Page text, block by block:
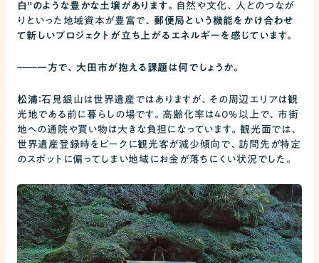
白"のような豊かな土壌があります。 自然や文化、人とのつなが
りといった地域資本が豊富で、 郵便局という機能をかけ合わせ
て新しいプロジェクトが立ち上がるエネルギーを感じています。
――一方で、大田市が抱える課題は何でしょうか。
松浦：石見銀山は世界遺産ではありますが、その周辺エリアは観
光地である前に暮らしの場です。高齢化率は40％以上で、市街
地への通院や買い物は大きな負担になっています。観光面では、
世界遺産登録時をピークに観光客が減少傾向で、訪問先が特定
のスポットに偏ってしまい地域にお金が落ちにくい状況でした。